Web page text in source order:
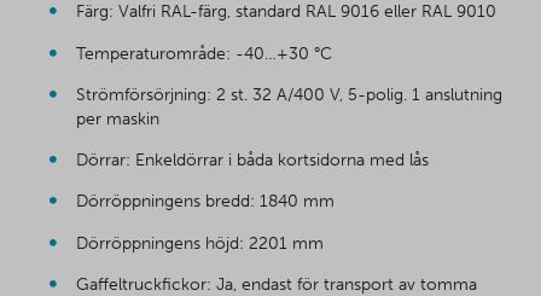
Färg: Valfri RAL-färg, standard RAL 9016 eller RAL 9010
Temperaturområde: -40…+30 °C
Strömförsörjning: 2 st. 32 A/400 V, 5-polig. 1 anslutning
per maskin
Dörrar: Enkeldörrar i båda kortsidorna med lås
Dörröppningens bredd: 1840 mm
Dörröppningens höjd: 2201 mm
Gaffeltruckfickor: Ja, endast för transport av tomma